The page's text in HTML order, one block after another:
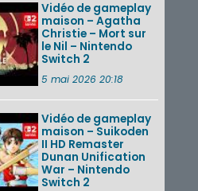
Vidéo de gameplay
maison – Agatha
Christie – Mort sur
le Nil – Nintendo
Switch 2
5 mai 2026 20:18
Vidéo de gameplay
maison – Suikoden
II HD Remaster
Dunan Unification
War – Nintendo
Switch 2